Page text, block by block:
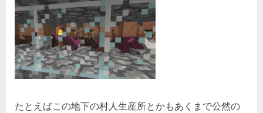
たとえばこの地下の村人生産所とかもあくまで公然の